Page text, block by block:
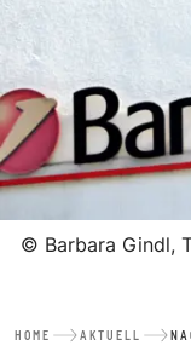
© Barbara Gindl,
HOME AKTUELL